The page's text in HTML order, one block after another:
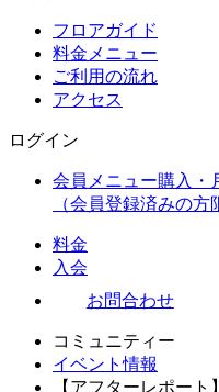
フロアガイド
料金メニュー
ご利用の流れ
アクセス
ログイン
会員メニュー購入・
（会員登録済みの方
料金
入会
お問合わせ
コミュニティー
イベント情報
【アフターレポー